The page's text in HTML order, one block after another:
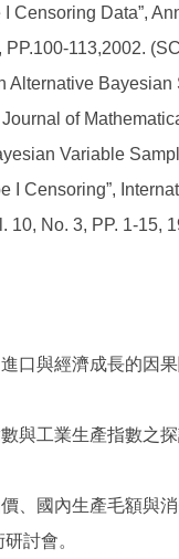
Censoring Data”,
113,2002.
Alternative
of
Variable
I Censoring”,
10, No. 3, PP. 1-15,
口與經濟成長的因
與工業生產指數之
、國內生產毛額與
討會。